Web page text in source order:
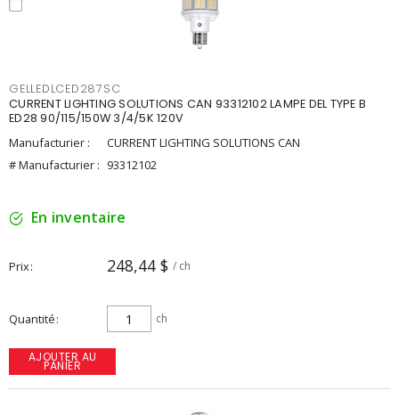
GELLEDLCED287SC
CURRENT LIGHTING SOLUTIONS CAN 93312102 LAMPE DEL TYPE B
ED28 90/115/150W 3/4/5K 120V
Manufacturier :
CURRENT LIGHTING SOLUTIONS CAN
# Manufacturier : 93312102
En inventaire
Prix 248,44 $ / ch
Quantité ch
AJOUTER AU
PANIER